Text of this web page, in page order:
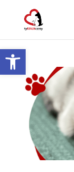
Otwórz pasek narzędzi